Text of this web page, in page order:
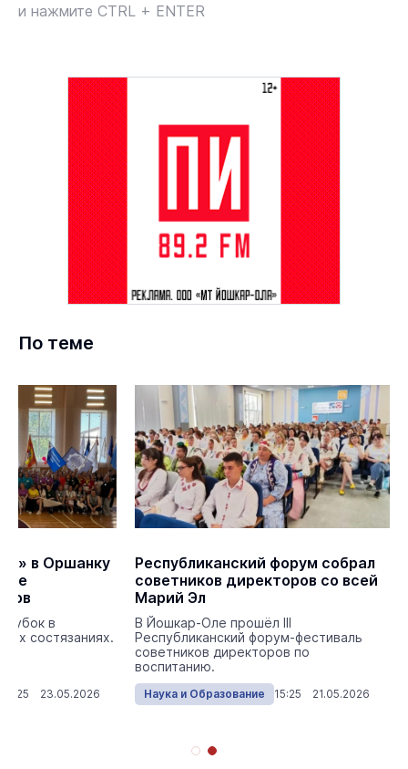
и нажмите CTRL + ENTER
По теме
в Оршанку
кубок в
состязаниях.
13:25 23.05.2026
Республиканский форум собрал
советников директоров со всей
Марий Эл
В Йошкар-Оле прошёл III
Республиканский форум-фестиваль
советников директоров по
воспитанию.
Наука и Образование 15:25 21.05.2026